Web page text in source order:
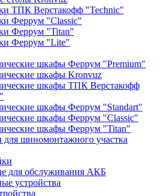
ТПК Верстакофф "Technic"
Феррум "Classic"
Феррум "Titan"
Феррум "Lite"
шкафы Феррум "Premium"
шкафы Kronvuz
шкафы ТПК Верстакофф
шкафы Феррум "Standart"
шкафы Феррум "Classic"
шкафы Феррум "Titan"
для шиномонтажного участка
для обслуживания АКБ
устройства